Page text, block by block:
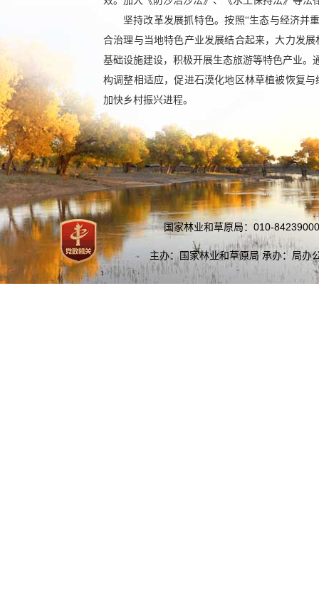
坚持改革发展抓特色。按照“生态与经济并
合治理与当地特色产业发展结合起来，大力发
基础设施建设，积极开展生态旅游等特色产业。
构调整相适应，促进石漠化地区林草植被恢复
加快乡村振兴进程。
国家林业和草原局：010-
主办：国家林业和草原局 承办：局办